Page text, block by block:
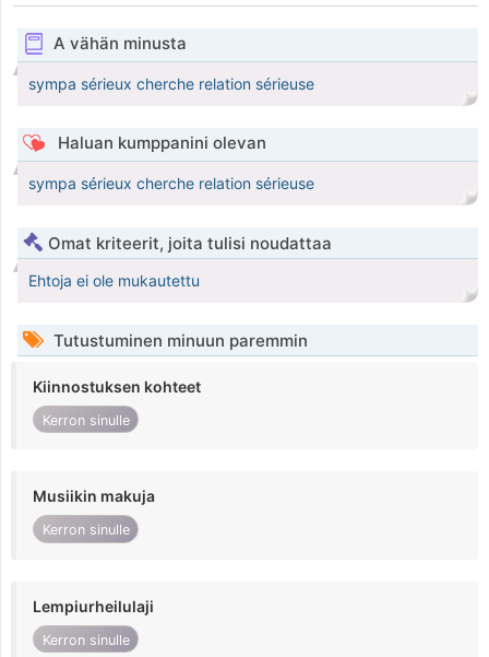
A vähän minusta
sympa sérieux cherche relation sérieuse
Haluan kumppanini olevan
sympa sérieux cherche relation sérieuse
Omat kriteerit, joita tulisi noudattaa
Ehtoja ei ole mukautettu
Tutustuminen minuun paremmin
Kiinnostuksen kohteet
Kerron sinulle
Musiikin makuja
Kerron sinulle
Lempiurheilulaji
Kerron sinulle